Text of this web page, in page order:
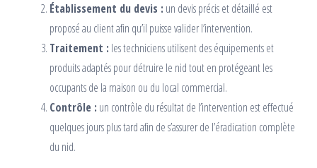
Établissement du devis : un devis précis et détaillé est
proposé au client afin qu’il puisse valider l’intervention.
Traitement : les techniciens utilisent des équipements et
produits adaptés pour détruire le nid tout en protégeant les
occupants de la maison ou du local commercial.
Contrôle : un contrôle du résultat de l’intervention est effectué
quelques jours plus tard afin de s’assurer de l’éradication complète
du nid.